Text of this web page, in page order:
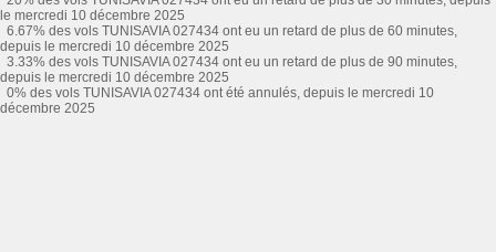
le mercredi 10 décembre 2025
6.67% des vols TUNISAVIA 027434 ont eu un retard de plus de 60 minutes,
depuis le mercredi 10 décembre 2025
3.33% des vols TUNISAVIA 027434 ont eu un retard de plus de 90 minutes,
depuis le mercredi 10 décembre 2025
0% des vols TUNISAVIA 027434 ont été annulés, depuis le mercredi 10
décembre 2025